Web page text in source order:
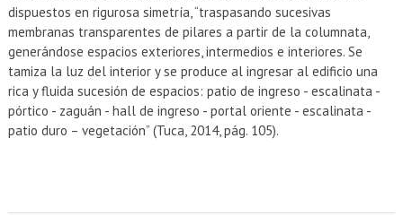
dispuestos en rigurosa simetría, “traspasando sucesivas
membranas transparentes de pilares a partir de la columnata,
generándose espacios exteriores, intermedios e interiores. Se
tamiza la luz del interior y se produce al ingresar al edificio una
rica y fluida sucesión de espacios: patio de ingreso - escalinata -
pórtico - zaguán - hall de ingreso - portal oriente - escalinata -
patio duro – vegetación” (Tuca, 2014, pág. 105).